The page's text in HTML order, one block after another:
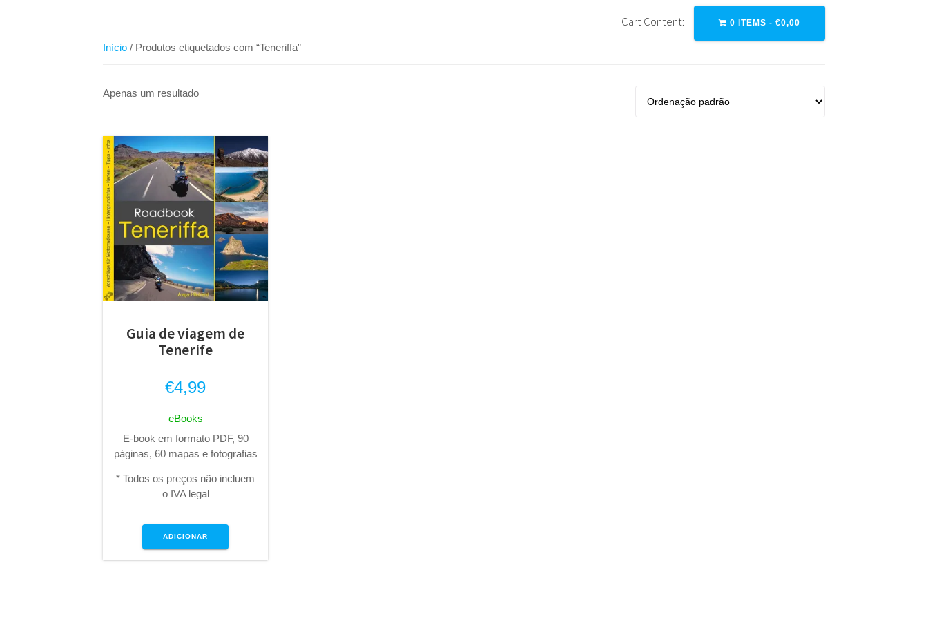
Cart Content: 0 ITEMS - €0,00
Início / Produtos etiquetados com “Teneriffa”
Apenas um resultado
Guia de viagem de
Tenerife
€4,99
eBooks
E-book em formato PDF, 90
páginas, 60 mapas e fotografias
* Todos os preços não incluem
o IVA legal
ADICIONAR